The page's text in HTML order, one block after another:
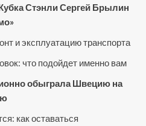
Стэнли Сергей Брылин
и эксплуатацию транспорта
что подойдет именно вам
обыграла Швецию на
как оставаться